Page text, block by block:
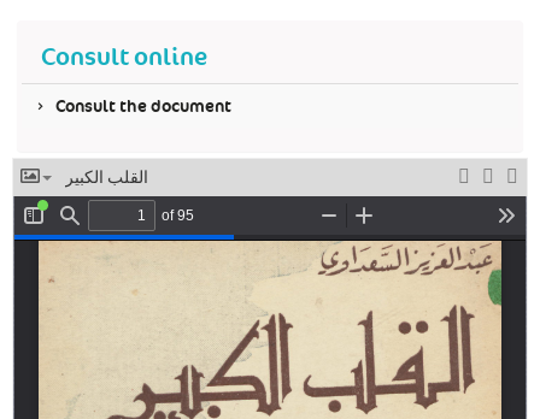
Consult online
Consult the document
القلب الكبير